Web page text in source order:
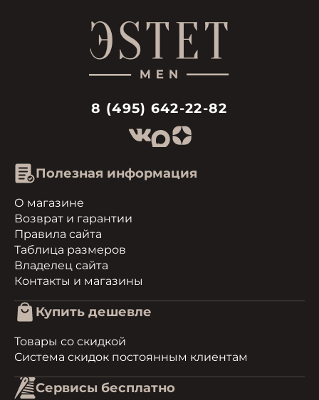
8 (495) 642-22-82
Полезная информация
О магазине
Возврат и гарантии
Правила сайта
Таблица размеров
Владелец сайта
Контакты и магазины
Купить дешевле
Товары со скидкой
Система скидок постоянным клиентам
Сервисы бесплатно